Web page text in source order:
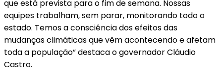
que está prevista para o fim de semana. Nossas
equipes trabalham, sem parar, monitorando todo o
estado. Temos a consciência dos efeitos das
mudanças climáticas que vêm acontecendo e afetam
toda a população” destaca o governador Cláudio
Castro.